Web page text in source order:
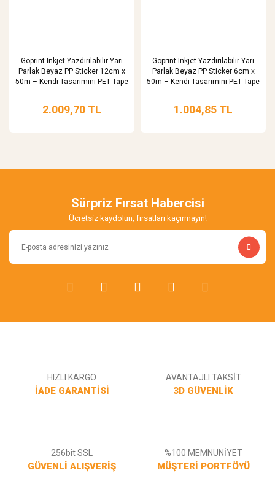
Goprint Inkjet Yazdırılabilir Yarı
Parlak Beyaz PP Sticker 12cm x
50m – Kendi Tasarımını PET Tape
2.009,70 TL
Goprint Inkjet Yazdırılabilir Yarı
Parlak Beyaz PP Sticker 6cm x
50m – Kendi Tasarımını PET Tape
1.004,85 TL
Sürpriz Fırsat Habercisi
Ücretsiz kaydolun, fırsatları kaçırmayın!
HIZLI KARGO
İADE GARANTİSİ
AVANTAJLI TAKSİT
3D GÜVENLİK
256bit SSL
GÜVENLİ ALIŞVERİŞ
%100 MEMNUNİYET
MÜŞTERİ PORTFÖYÜ